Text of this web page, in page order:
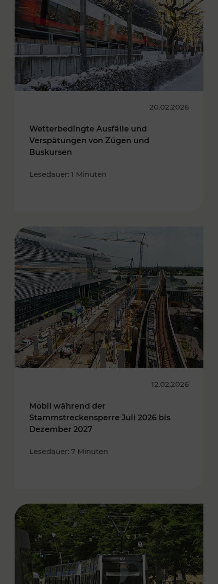
20.02.2026
Wetterbedingte Ausfälle und
Verspätungen von Zügen und
Buskursen
Lesedauer: 1 Minuten
12.02.2026
Mobil während der
Stammstreckensperre Juli 2026 bis
Dezember 2027
Lesedauer: 7 Minuten